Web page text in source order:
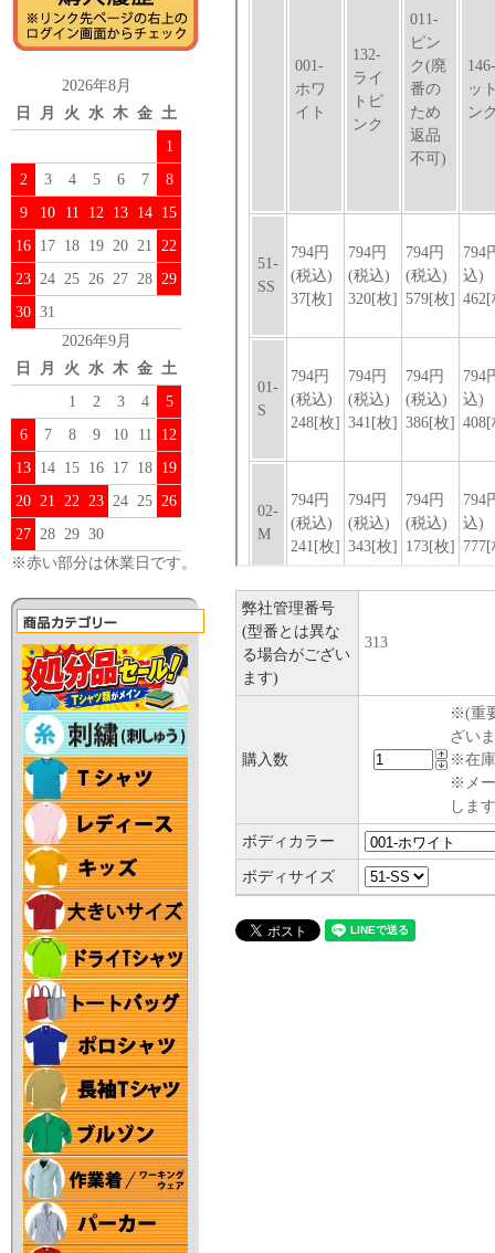
2026年8月
日
月 火 水 木 金 土
1
2
3 4 5 6 7
8
9
10 11 12 13 14 15
16 17 18 19 20 21 22
23 24 25 26 27 28 29
30 31
2026年9月
日
月 火 水 木 金 土
1
2 3 4
5
6
7 8 9 10 11
12
13 14 15 16 17 18 19
20 21 22 23 24 25 26
27 28 29 30
※赤い部分は休業日です。
弊社管理番号
(型番とは異な
る場合がござい
ます)
313
購入数
※(重
ざい
※在庫
※メー
しま
ボディカラー
ボディサイズ